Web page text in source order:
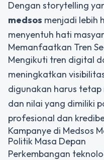
Dengan storytelling
medsos menjadi lebih
menyentuh hati
Memanfaatkan Tren
Mengikuti tren digital
meningkatkan
digunakan harus
dan nilai yang dimiliki
profesional dan
Kampanye di Medsos
Politik Masa Depan
Perkembangan